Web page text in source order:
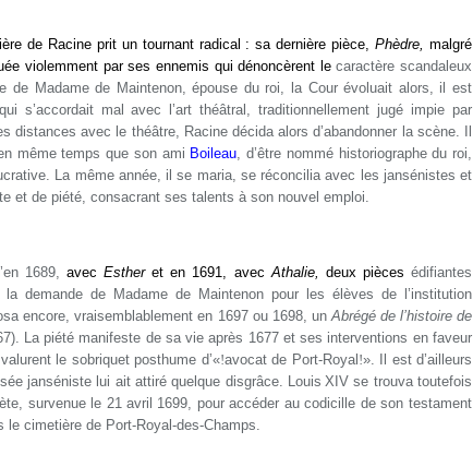
de Racine prit un tournant radical : sa dernière pièce, Phèdre, malgré
violemment par ses ennemis qui dénoncèrent lecaractère scandaleux
de Madame de Maintenon, épouse du roi, la Cour évoluait alors, il est
s’accordait mal avec l’art théâtral, traditionnellement jugé impie par
distances avec le théâtre, Racine décida alors d’abandonner la scène. Il
même temps que son ami Boileau, d’être nommé historiographe du roi,
La même année, il se maria, se réconcilia avec les jansénistes et
et de piété, consacrant ses talents à son nouvel emploi.
1689, avec Estheret en 1691, avecAthalie, deux pièces édifiantes
la demande de Madame de Maintenon pour les élèves de l’institution
encore, vraisemblablement en 1697 ou 1698, unAbrégé de l’histoire de
La piété manifeste de sa vie après 1677 et ses interventions en faveur
le sobriquet posthume d’«!avocat de Port-Royal !». Il est d’ailleurs
janséniste lui ait attiré quelque disgrâce. Louis XIV se trouva toutefois
survenue le 21 avril 1699, pour accéder au codicille de son testament
le cimetière de Port-Royal-des-Champs.